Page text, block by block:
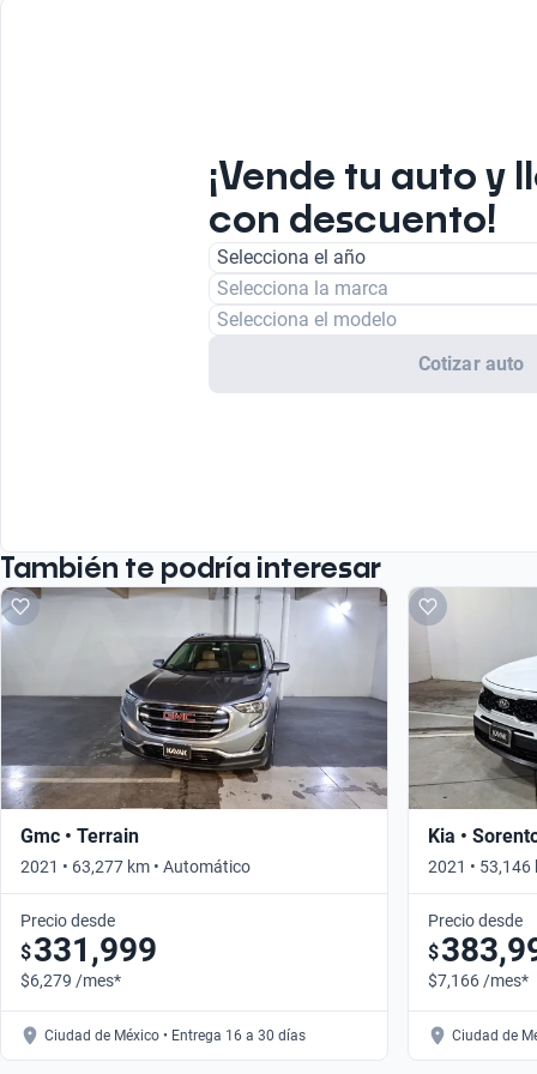
¡Vende tu auto y
con descuento!
Selecciona el año
Selecciona la marca
Selecciona el modelo
Cotizar auto
También te podría interesar
Gmc • Terrain
2021 • 63,277 km • Automático
Precio desde
$331,999
$6,279 /mes*
Ciudad de México • Entrega 16 a 30 días
Kia •
2021 •
Precio desde
$
$7,166 /mes*
Ciudad de